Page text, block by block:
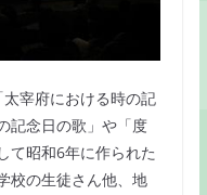
宰府における時の記
記念日の歌」や「度
て昭和6年に作られた
校の生徒さん他、地